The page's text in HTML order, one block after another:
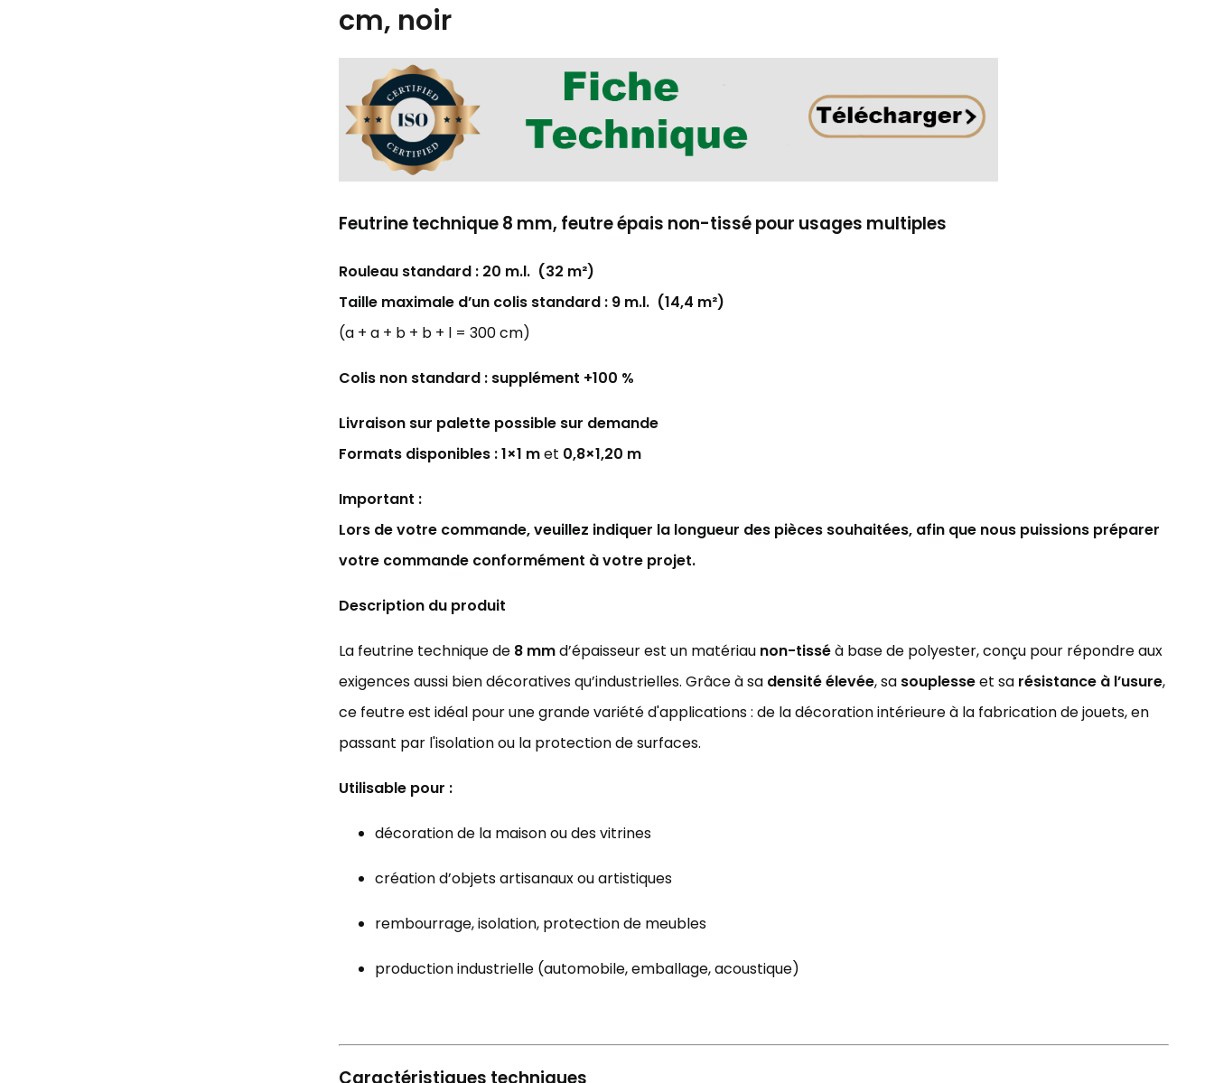
cm, noir
Feutrine technique 8 mm, feutre épais non-tissé pour usages multiples
Rouleau standard : 20 m.l. (32 m²)
Taille maximale d’un colis standard : 9 m.l. (14,4 m²)
(a + a + b + b + l = 300 cm)
Colis non standard : supplément +100 %
Livraison sur palette possible sur demande
Formats disponibles :1×1 met 0,8×1,20 m
Important :
Lors de votre commande, veuillez indiquer la longueur des pièces souhaitées, afin que nous puissions préparer
votre commande conformément à votre projet.
Description du produit
La feutrine technique de 8 mmd’épaisseur est un matériau non-tisséà base de polyester, conçu pour répondre aux
exigences aussi bien décoratives qu’industrielles. Grâce à sa densité élevée, sa souplesseet sa résistance à l’usure,
ce feutre est idéal pour une grande variété d'applications : de la décoration intérieure à la fabrication de jouets, en
passant par l'isolation ou la protection de surfaces.
Utilisable pour :
décoration de la maison ou des vitrines
création d’objets artisanaux ou artistiques
rembourrage, isolation, protection de meubles
production industrielle (automobile, emballage, acoustique)
Caractéristiques techniques